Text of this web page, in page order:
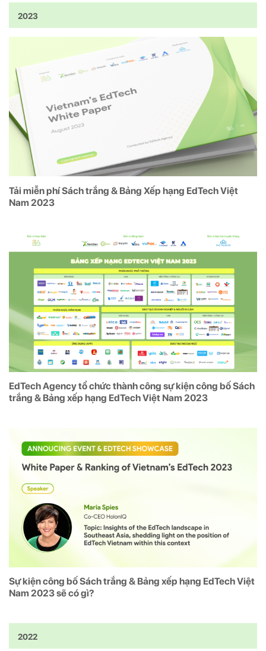
2023
Tải miễn phí Sách trắng & Bảng Xếp hạng EdTech Việt
Nam 2023
EdTech Agency tổ chức thành công sự kiện công bố Sách
trắng & Bảng xếp hạng EdTech Việt Nam 2023
Sự kiện công bố Sách trắng & Bảng xếp hạng EdTech Việt
Nam 2023 sẽ có gì?
2022